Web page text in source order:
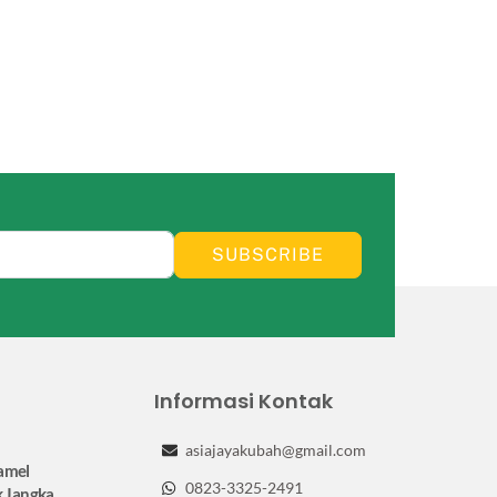
SUBSCRIBE
Informasi Kontak
asiajayakubah@gmail.com
0823-3325-2491